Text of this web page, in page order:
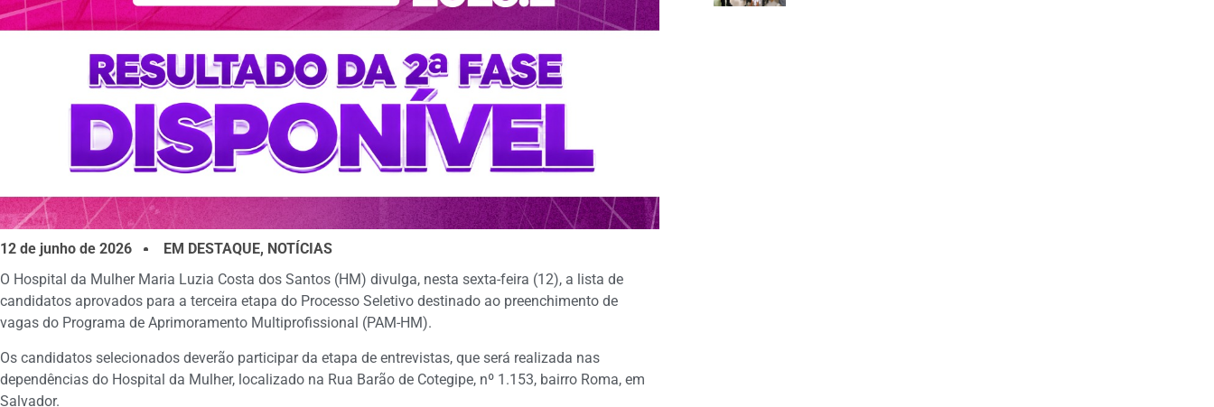
12 de junho de 2026 EM DESTAQUE, NOTÍCIAS
O Hospital da Mulher Maria Luzia Costa dos Santos (HM) divulga, nesta sexta-feira (12), a lista de
candidatos aprovados para a terceira etapa do Processo Seletivo destinado ao preenchimento de
vagas do Programa de Aprimoramento Multiprofissional (PAM-HM).
Os candidatos selecionados deverão participar da etapa de entrevistas, que será realizada nas
dependências do Hospital da Mulher, localizado na Rua Barão de Cotegipe, nº 1.153, bairro Roma, em
Salvador.